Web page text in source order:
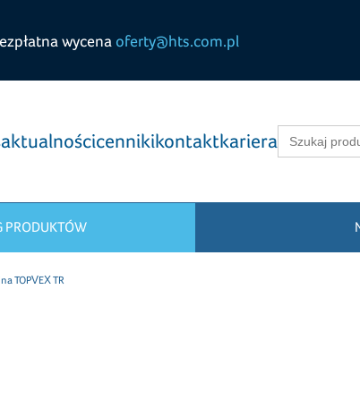
wycena oferty@hts.com.pl
aktualnościcennikikontaktkarieraSearch
for:
PRODUKTÓW
TOPVEX TR